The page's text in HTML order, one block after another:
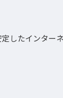
したインター